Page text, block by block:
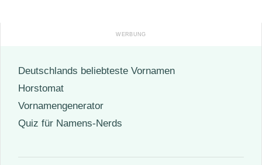
Deutschlands beliebteste Vornamen
Horstomat
Vornamengenerator
Quiz für Namens-Nerds